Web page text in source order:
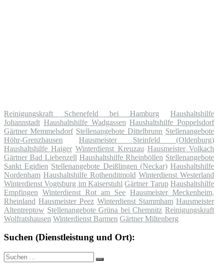
Reinigungskraft Schenefeld bei Hamburg
Haushaltshilfe
Johannstadt Haushaltshilfe Wadgassen Haushaltshilfe Poppelsdorf
Gärtner Memmelsdorf Stellenangebote Dittelbrunn Stellenangebote
Höhr-Grenzhausen
Hausmeister Steinfeld (Oldenburg)
Haushaltshilfe Haiger Winterdienst Kreuzau Hausmeister Volkach
Gärtner Bad Liebenzell Haushaltshilfe Rheinböllen Stellenangebote
Sankt Egidien Stellenangebote Deißlingen (Neckar) Haushaltshilfe
Nordenham Haushaltshilfe Rothenditmold Winterdienst Westerland
Winterdienst Vogtsburg im Kaiserstuhl Gärtner Tarup Haushaltshilfe
Empfingen Winterdienst Rot am See Hausmeister Meckenheim,
Rheinland Hausmeister Peez Winterdienst Stammham Hausmeister
Altentreptow Stellenangebote Grüna bei Chemnitz Reinigungskraft
Wolfratshausen Winterdienst Barmen Gärtner Miltenberg
Suchen (Dienstleistung und Ort):
Suche
nach:
Suchen